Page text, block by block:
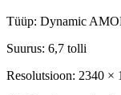
Tüüp: Dynamic
Suurus: 6,7 tolli
Resolutsioon: 2340